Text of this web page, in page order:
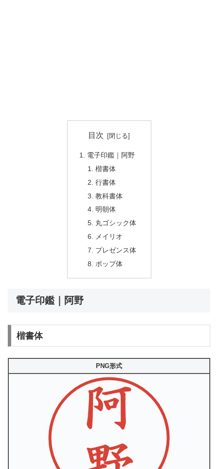
目次
電子印鑑｜阿野
楷書体
行書体
教科書体
明朝体
丸ゴシック体
メイリオ
プレゼンス体
ポップ体
電子印鑑｜阿野
楷書体
PNG形式